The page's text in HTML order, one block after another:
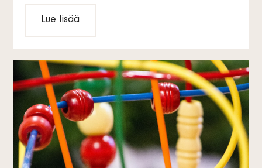
Lue lisää